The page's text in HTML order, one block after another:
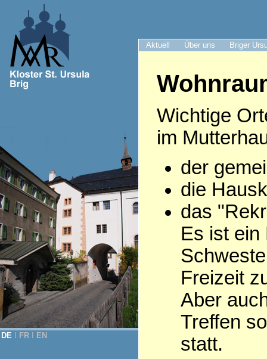
Aktuell Über uns Briger
DE FR EN
Wichtige
im
der
die
das
Es ist ein
Freizeit
Aber
Treffen
statt.